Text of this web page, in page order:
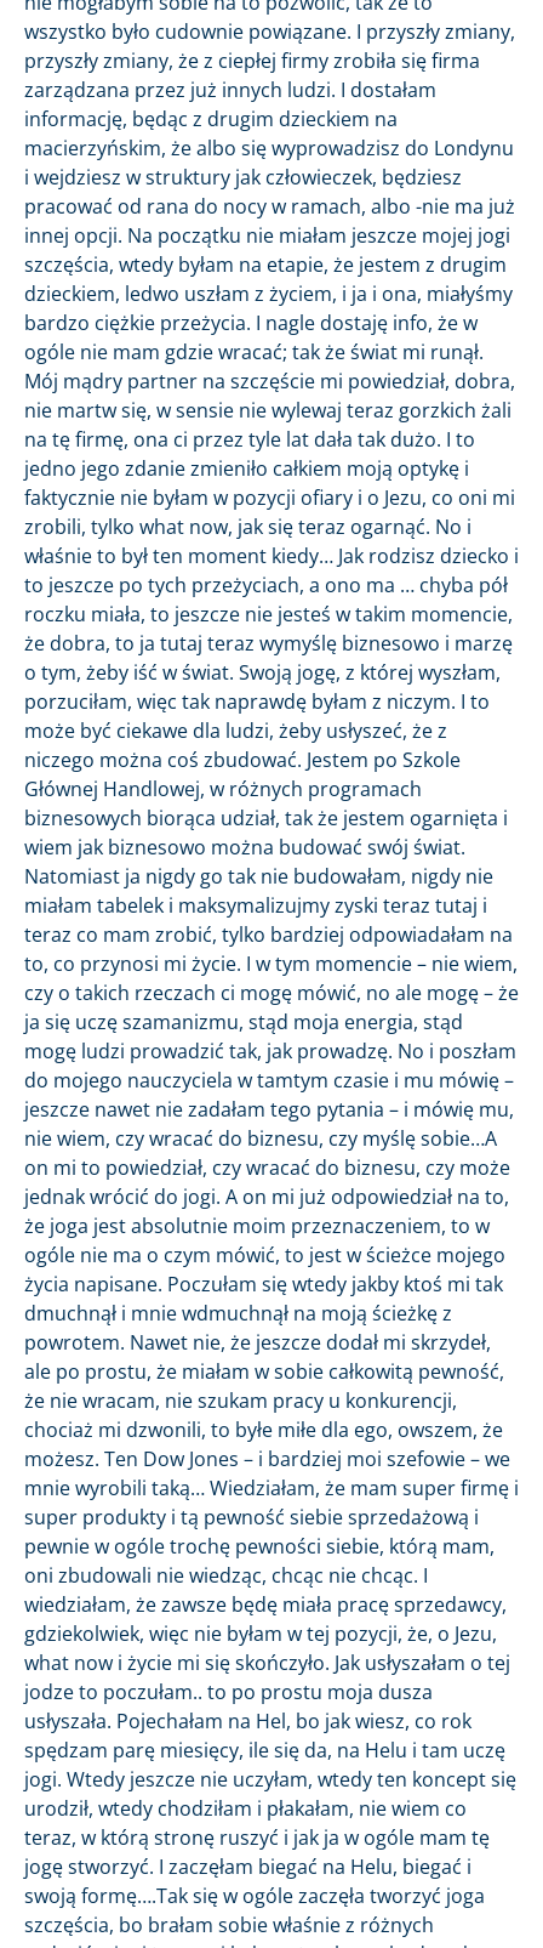
wszystko było cudownie powiązane. I przyszły zmiany,
przyszły zmiany, że z ciepłej firmy zrobiła się firma
zarządzana przez już innych ludzi. I dostałam
informację, będąc z drugim dzieckiem na
macierzyńskim, że albo się wyprowadzisz do Londynu
i wejdziesz w struktury jak człowieczek, będziesz
pracować od rana do nocy w ramach, albo -nie ma już
innej opcji. Na początku nie miałam jeszcze mojej jogi
szczęścia, wtedy byłam na etapie, że jestem z drugim
dzieckiem, ledwo uszłam z życiem, i ja i ona, miałyśmy
bardzo ciężkie przeżycia. I nagle dostaję info, że w
ogóle nie mam gdzie wracać; tak że świat mi runął.
Mój mądry partner na szczęście mi powiedział, dobra,
nie martw się, w sensie nie wylewaj teraz gorzkich żali
na tę firmę, ona ci przez tyle lat dała tak dużo. I to
jedno jego zdanie zmieniło całkiem moją optykę i
faktycznie nie byłam w pozycji ofiary i o Jezu, co oni mi
zrobili, tylko what now, jak się teraz ogarnąć. No i
właśnie to był ten moment kiedy… Jak rodzisz dziecko i
to jeszcze po tych przeżyciach, a ono ma … chyba pół
roczku miała, to jeszcze nie jesteś w takim momencie,
że dobra, to ja tutaj teraz wymyślę biznesowo i marzę
o tym, żeby iść w świat. Swoją jogę, z której wyszłam,
porzuciłam, więc tak naprawdę byłam z niczym. I to
może być ciekawe dla ludzi, żeby usłyszeć, że z
niczego można coś zbudować. Jestem po Szkole
Głównej Handlowej, w różnych programach
biznesowych biorąca udział, tak że jestem ogarnięta i
wiem jak biznesowo można budować swój świat.
Natomiast ja nigdy go tak nie budowałam, nigdy nie
miałam tabelek i maksymalizujmy zyski teraz tutaj i
teraz co mam zrobić, tylko bardziej odpowiadałam na
to, co przynosi mi życie. I w tym momencie – nie wiem,
czy o takich rzeczach ci mogę mówić, no ale mogę – że
ja się uczę szamanizmu, stąd moja energia, stąd
mogę ludzi prowadzić tak, jak prowadzę. No i poszłam
do mojego nauczyciela w tamtym czasie i mu mówię –
jeszcze nawet nie zadałam tego pytania – i mówię mu,
nie wiem, czy wracać do biznesu, czy myślę sobie…A
on mi to powiedział, czy wracać do biznesu, czy może
jednak wrócić do jogi. A on mi już odpowiedział na to,
że joga jest absolutnie moim przeznaczeniem, to w
ogóle nie ma o czym mówić, to jest w ścieżce mojego
życia napisane. Poczułam się wtedy jakby ktoś mi tak
dmuchnął i mnie wdmuchnął na moją ścieżkę z
powrotem. Nawet nie, że jeszcze dodał mi skrzydeł,
ale po prostu, że miałam w sobie całkowitą pewność,
że nie wracam, nie szukam pracy u konkurencji,
chociaż mi dzwonili, to byłe miłe dla ego, owszem, że
możesz. Ten Dow Jones – i bardziej moi szefowie – we
mnie wyrobili taką… Wiedziałam, że mam super firmę i
super produkty i tą pewność siebie sprzedażową i
pewnie w ogóle trochę pewności siebie, którą mam,
oni zbudowali nie wiedząc, chcąc nie chcąc. I
wiedziałam, że zawsze będę miała pracę sprzedawcy,
gdziekolwiek, więc nie byłam w tej pozycji, że, o Jezu,
what now i życie mi się skończyło. Jak usłyszałam o tej
jodze to poczułam.. to po prostu moja dusza
usłyszała. Pojechałam na Hel, bo jak wiesz, co rok
spędzam parę miesięcy, ile się da, na Helu i tam uczę
jogi. Wtedy jeszcze nie uczyłam, wtedy ten koncept się
urodził, wtedy chodziłam i płakałam, nie wiem co
teraz, w którą stronę ruszyć i jak ja w ogóle mam tę
jogę stworzyć. I zaczęłam biegać na Helu, biegać i
swoją formę….Tak się w ogóle zaczęła tworzyć joga
szczęścia, bo brałam sobie właśnie z różnych